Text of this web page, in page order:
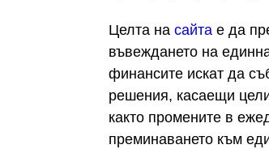
Целта на сайта е да
въвеждането на
финансите искат да
решения, касаещи
както промените в
преминаването към